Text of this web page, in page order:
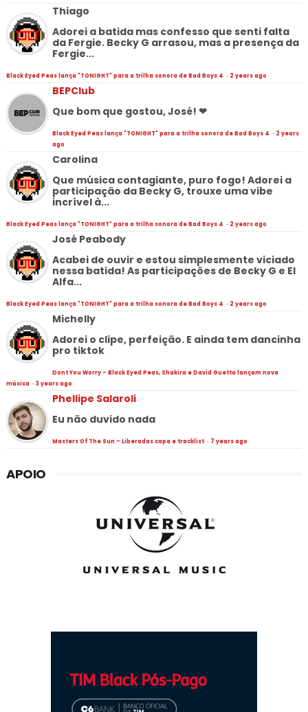
Thiago
Adorei a batida mas confesso que senti falta
da Fergie. Becky G arrasou, mas a presença da
Fergie...
Black Eyed Peas lança "TONIGHT" para a trilha sonora de Bad Boys 4 · 2 years ago
BEPClub
Que bom que gostou, José! ❤
Black Eyed Peas lança "TONIGHT" para a trilha sonora de Bad Boys 4 · 2 years
ago
Carolina
Que música contagiante, puro fogo! Adorei a
participação da Becky G, trouxe uma vibe
incrível à...
Black Eyed Peas lança "TONIGHT" para a trilha sonora de Bad Boys 4 · 2 years ago
José Peabody
Acabei de ouvir e estou simplesmente viciado
nessa batida! As participações de Becky G e El
Alfa...
Black Eyed Peas lança "TONIGHT" para a trilha sonora de Bad Boys 4 · 2 years ago
Michelly
Adorei o clipe, perfeição. E ainda tem dancinha
pro tiktok
Dont You Worry - Black Eyed Peas, Shakira e David Guetta lançam nova
música · 3 years ago
Phellipe Salaroli
Eu não duvido nada
Masters Of The Sun - Liberadas capa e tracklist · 7 years ago
APOIO